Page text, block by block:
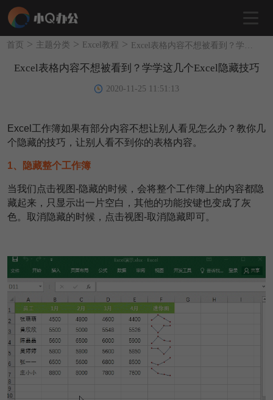
首页 > 主题分类 > Excel教程 >
Excel表格内容不想被看到？学学这几个Excel隐藏技巧
2020-11-25 11:51:13
Excel工作簿如果有部分内容不想让别人看见怎么办？教你几
个隐藏的技巧，让别人看不到你的表格内容。
1、隐藏整个工作簿
当我们点击视图-隐藏的时候，会将整个工作簿上的内容都隐
藏起来，只显示出一片空白，其他的功能按键也变成了灰
色。取消隐藏的时候，点击视图-取消隐藏即可。